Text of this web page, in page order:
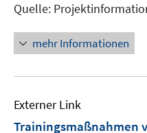
Quelle:
mehr Informationen
Externer Link
Trainingsmaßnahmen